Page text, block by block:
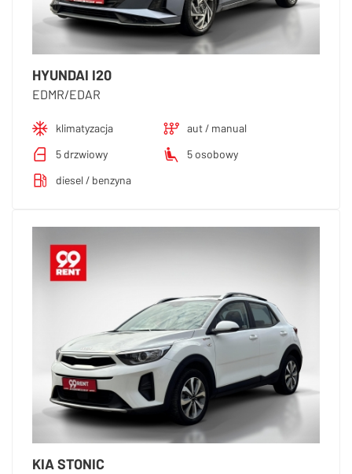
HYUNDAI I20
EDMR/EDAR
klimatyzacja
aut / manual
5 drzwiowy
5 osobowy
diesel / benzyna
KIA STONIC